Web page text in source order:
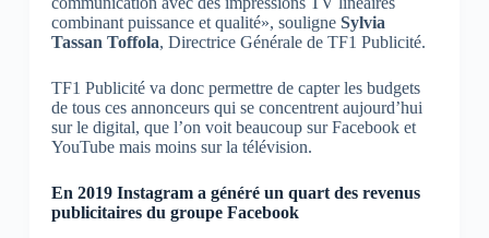
combinant puissance et qualité», souligne Sylvia
Tassan Toffola, Directrice Générale de TF1 Publicité.
TF1 Publicité va donc permettre de capter les budgets
de tous ces annonceurs qui se concentrent aujourd’hui
sur le digital, que l’on voit beaucoup sur Facebook et
YouTube mais moins sur la télévision.
En 2019 Instagram a généré un quart des revenus
publicitaires du groupe Facebook